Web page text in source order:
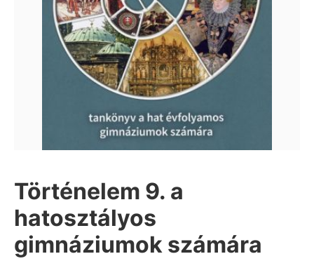
Történelem 9. a
hatosztályos
gimnáziumok számára